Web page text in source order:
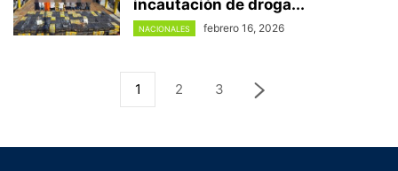
incautación de droga...
NACIONALES febrero 16, 2026
1 2 3